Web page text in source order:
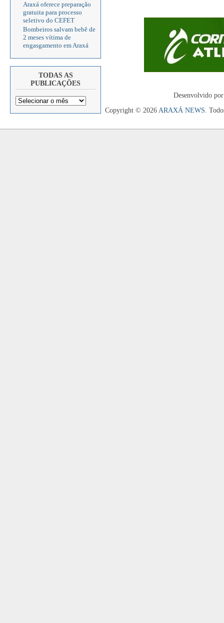
Araxá oferece preparação
gratuita para processo
seletivo do CEFET
Bombeiros salvam bebê de
2 meses vítima de
engasgamento em Araxá
TODAS AS
PUBLICAÇÕES
Desenvolvido
Copyright © 2026 ARAXÁ NEWS.